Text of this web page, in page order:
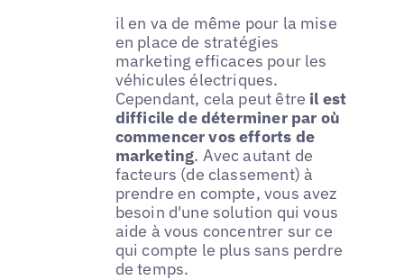
il en va de même pour la mise
en place de stratégies
marketing efficaces pour les
véhicules électriques.
Cependant, cela peut être il est
difficile de déterminer par où
commencer vos efforts de
marketing. Avec autant de
facteurs (de classement) à
prendre en compte, vous avez
besoin d'une solution qui vous
aide à vous concentrer sur ce
qui compte le plus sans perdre
de temps.